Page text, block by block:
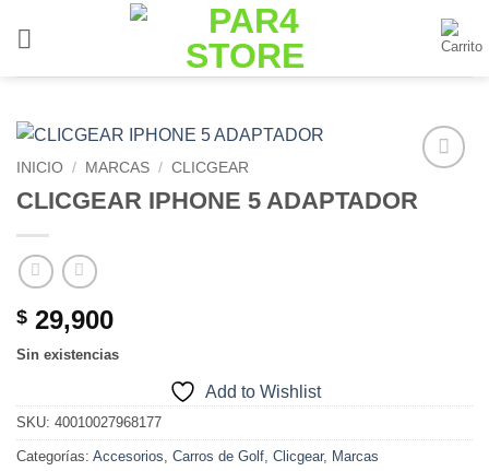
Add to
Wishlist
INICIO / MARCAS / CLICGEAR
CLICGEAR IPHONE 5 ADAPTADOR
$ 29,900
Sin existencias
Add to Wishlist
SKU: 40010027968177
Categorías: Accesorios Carros de Golf Clicgear, Marcas